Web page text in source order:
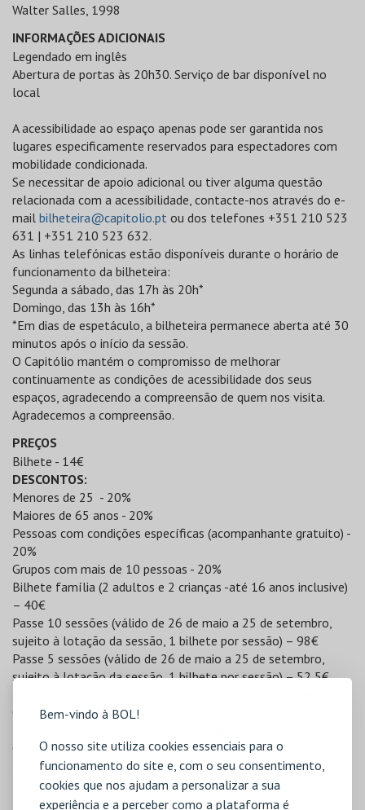
Bem-vindo à BOL!
O nosso site utiliza cookies essenciais para o
funcionamento do site e, com o seu consentimento,
cookies que nos ajudam a personalizar a sua
experiência e a perceber como a plataforma é
Walter Salles, 1998
INFORMAÇÕES ADICIONAIS
Legendado em inglês
Abertura de portas às 20h30. Serviço de bar disponível no
local
A acessibilidade ao espaço apenas pode ser garantida nos
lugares especificamente reservados para espectadores com
mobilidade condicionada.
Se necessitar de apoio adicional ou tiver alguma questão
relacionada com a acessibilidade, contacte-nos através do e-
mail bilheteira@capitolio.pt ou dos telefones +351 210 523
631 | +351 210 523 632.
As linhas telefónicas estão disponíveis durante o horário de
funcionamento da bilheteira:
Segunda a sábado, das 17h às 20h*
Domingo, das 13h às 16h*
*Em dias de espetáculo, a bilheteira permanece aberta até 30
minutos após o início da sessão.
O Capitólio mantém o compromisso de melhorar
continuamente as condições de acessibilidade dos seus
espaços, agradecendo a compreensão de quem nos visita.
Agradecemos a compreensão.
PREÇOS
Bilhete - 14€
DESCONTOS:
Menores de 25 - 20%
Maiores de 65 anos - 20%
Pessoas com condições específicas (acompanhante gratuito) -
20%
Grupos com mais de 10 pessoas - 20%
Bilhete família (2 adultos e 2 crianças -até 16 anos inclusive)
– 40€
Passe 10 sessões (válido de 26 de maio a 25 de setembro,
sujeito à lotação da sessão, 1 bilhete por sessão) – 98€
Passe 5 sessões (válido de 26 de maio a 25 de setembro,
sujeito à lotação da sessão, 1 bilhete por sessão) – 52,5€
Ciclo Comédia anos 90, 1 bilhete por sessão) – 42,56€
Ciclo Chistopher Nolan, 1 bilhete por sessão) – 42,56€
Passe Clico Tim Burton (válido apenas para as sessões Clico
Tim Burton, 1 bilhete por sessão) – 52,5€
Passe Ciclo Clássicos do Brasil (válido apenas para as sessões